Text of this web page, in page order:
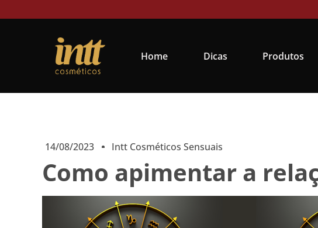
Home Dicas Produtos
14/08/2023 Intt Cosméticos Sensuais
Como apimentar a